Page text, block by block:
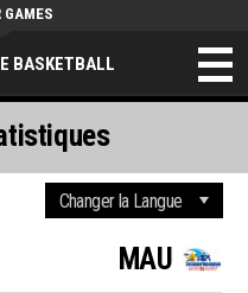
BASKETBALL
GAMES
MAU